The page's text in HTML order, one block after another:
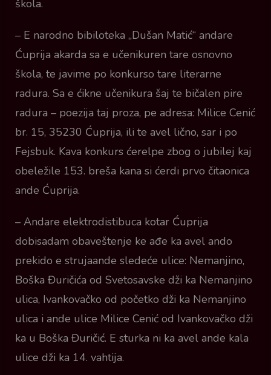
škola.
– E narodno bibiloteka „Dušan Matić“ andare
Ćuprija akarda sa e učenikuren tare osnovno
škola, te javime po konkurso tare literarne
radura. Sa e ćikne učenikura šaj te bičalen pire
radura – poezija taj proza, pe adresa: Milice Cenić
br. 15, 35230 Ćuprija, ili te avel lično, sar i po
Fejsbuk. Kava konkurs ćerelpe zbog o jubilej kaj
obeležile 153. breša kana si ćerdi prvo čitaonica
ande Ćuprija.
– Andare elektrodistibuca kotar Ćuprija
dobisadam obaveštenje ke ađe ka avel ando
prekido e strujaande sledeće ulice: Nemanjino,
Boška Đuričića od Svetosavske dži ka Nemanjino
ulica, Ivankovačko od početko dži ka Nemanjino
ulica i ande ulice Milice Cenić od Ivankovačko dži
ka u Boška Đuričić. E sturka ni ka avel ande kala
ulice dži ka 14. vahtija.